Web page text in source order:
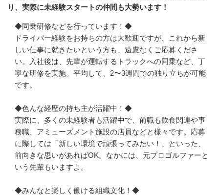
り、実際に未経験スタートの仲間も大勢います！
◆同乗研修などを行っています！◆
ドライバー経験をお持ちの方は大歓迎ですが、これから新
しい仕事に就きたいという方も、遠慮なくご応募くださ
い。入社後は、先輩が運転するトラックへの同乗など、丁
寧な研修を実施。平均して、2〜3週間での独り立ちが可能
です。
◆色んな経歴の持ち主が活躍中！◆
実際に、多くの未経験者も活躍中で、前職も飲食関連や事
務職、アミューズメント施設の店員などと様々です。応募
に際しては「新しい環境で頑張ってみたい！」といった、
前向きな思いがあればOK。なかには、元プロゴルファーと
いう先輩もいますよ。
◆みんなと楽しく働ける組織文化！◆